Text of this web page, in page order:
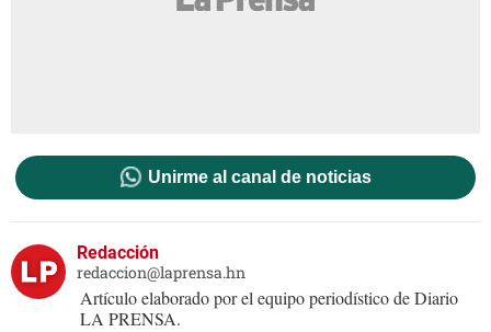
Unirme al canal de noticias
Redacción
redaccion@laprensa.hn
Artículo elaborado por el equipo periodístico de Diario
LA PRENSA.